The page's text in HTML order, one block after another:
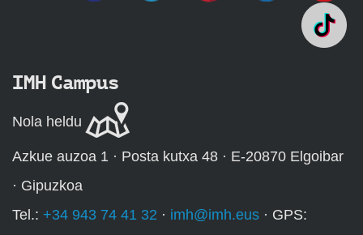
IMH Campus
Nola heldu
Azkue auzoa 1 · Posta kutxa 48 · E-20870 Elgoibar
· Gipuzkoa
Tel.: +34 943 74 41 32 · imh@imh.eus · GPS: